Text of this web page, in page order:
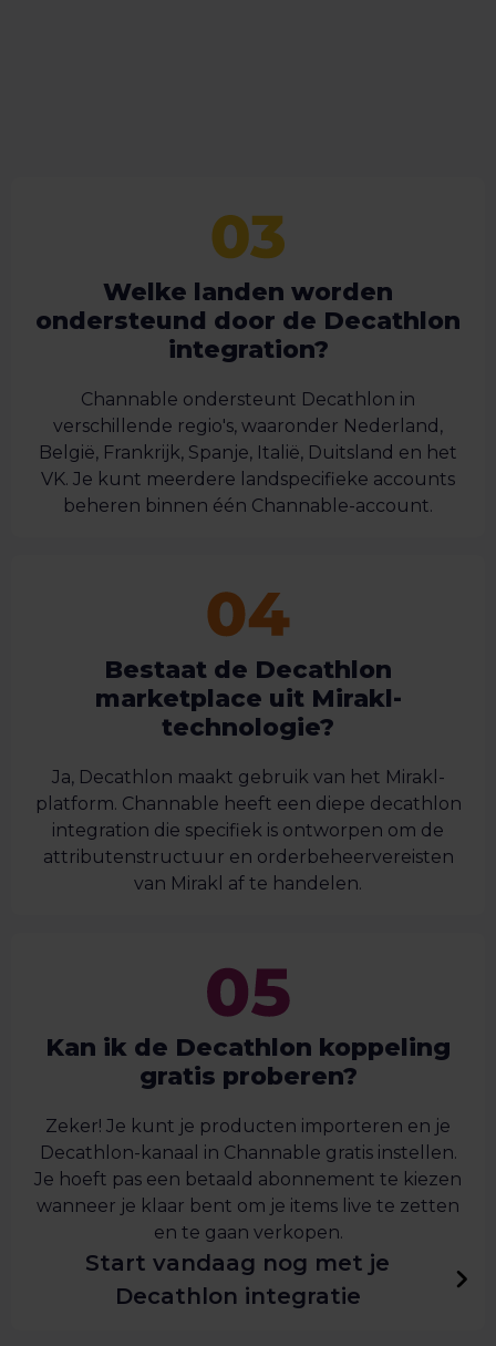
Welke landen worden
ondersteund door de Decathlon
integration?
Channable ondersteunt Decathlon in
verschillende regio's, waaronder Nederland,
België, Frankrijk, Spanje, Italië, Duitsland en het
VK. Je kunt meerdere landspecifieke accounts
beheren binnen één Channable-account.
Bestaat de Decathlon
marketplace uit Mirakl-
technologie?
Ja, Decathlon maakt gebruik van het Mirakl-
platform. Channable heeft een diepe decathlon
integration die specifiek is ontworpen om de
attributenstructuur en orderbeheervereisten
van Mirakl af te handelen.
Kan ik de Decathlon koppeling
gratis proberen?
Zeker! Je kunt je producten importeren en je
Decathlon-kanaal in Channable gratis instellen.
Je hoeft pas een betaald abonnement te kiezen
wanneer je klaar bent om je items live te zetten
en te gaan verkopen.
Start vandaag nog met je
Decathlon integratie